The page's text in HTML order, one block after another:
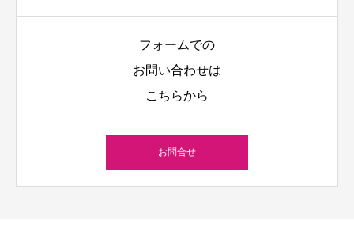
フォームでの
お問い合わせは
こちらから
お問合せ